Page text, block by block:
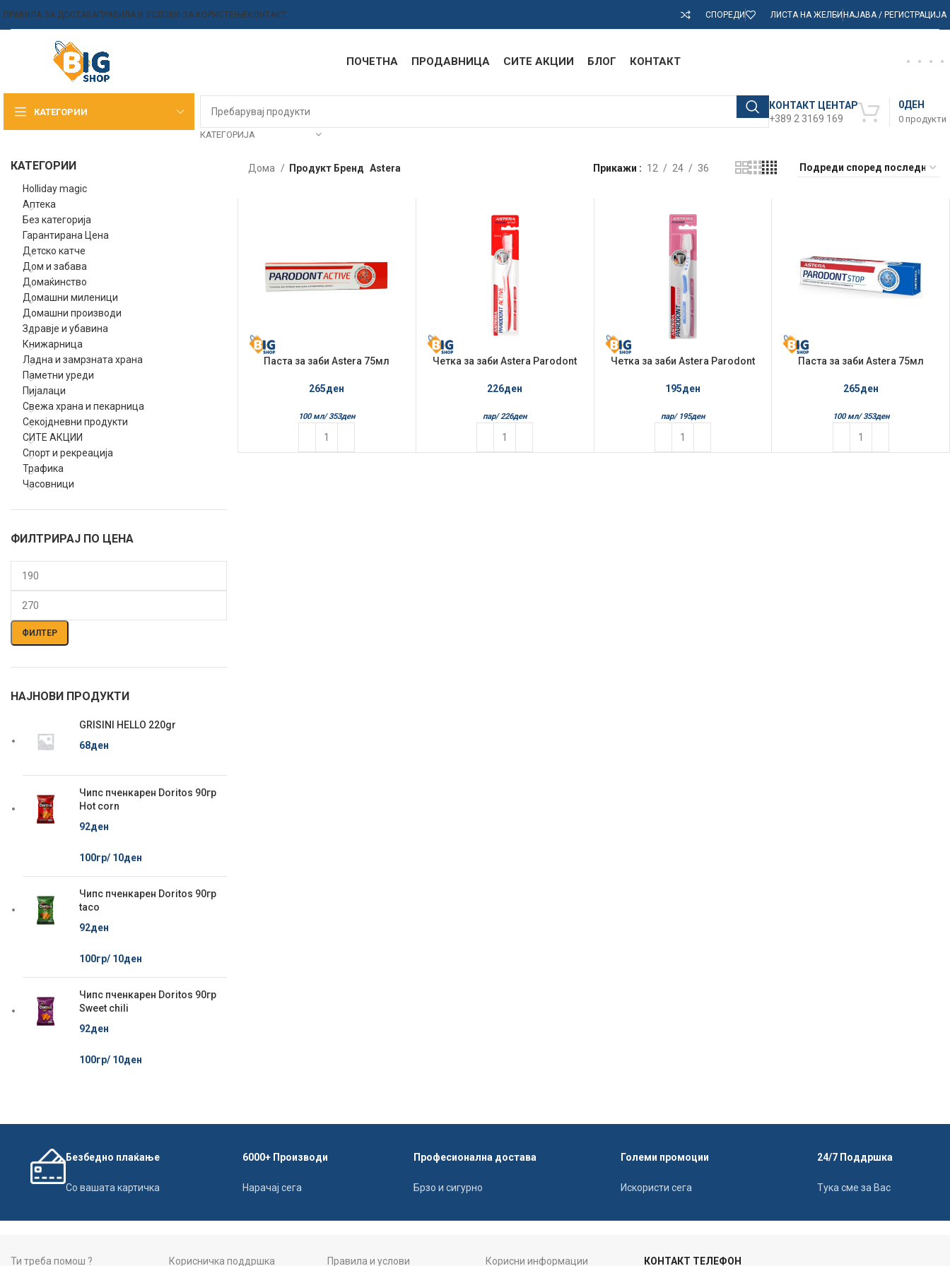
ПРАВИЛА ЗА ДОСТАВАПРАВИЛА И УСЛОВИ ЗА КОРИСТЕЊЕКОНТАКТ СПОРЕДИ ЛИСТА НА ЖЕЛБИНАЈАВА / РЕГИСТРАЦИЈА
ПОЧЕТНА ПРОДАВНИЦА СИТЕ АКЦИИ БЛОГ КОНТАКТ
КАТЕГОРИИ
КАТЕГОРИЈА
КОНТАКТ ЦЕНТАР
+389 2 3169 169
0 продукти
0ДЕН
КАТЕГОРИИ
Holliday magic
Аптека
Без категорија
Гарантирана Цена
Детско катче
Дом и забава
Домаќинство
Домашни миленици
Домашни производи
Здравје и убавина
Книжарница
Ладна и замрзната храна
Паметни уреди
Пијалаци
Свежа храна и пекарница
Секојдневни продукти
СИТЕ АКЦИИ
Спорт и рекреација
Трафика
Часовници
ФИЛТРИРАЈ ПО ЦЕНА
Мин.
цена
Макс.
цена
ФИЛТЕР
НАЈНОВИ ПРОДУКТИ
GRISINI HELLO 220gr
68ден
Чипс пченкарен Doritos 90гр
Hot corn
92ден
100гр/ 10ден
Чипс пченкарен Doritos 90гр
taco
92ден
100гр/ 10ден
Чипс пченкарен Doritos 90гр
Sweet chili
92ден
100гр/ 10ден
Дома Продукт Бренд Astera Прикажи 12 24 36
Паста за заби Astera 75мл
265ден
100 мл/ 353ден
Четка за заби Astera Parodont
226ден
пар/ 226ден
Четка за заби Astera Parodont
195ден
пар/ 195ден
Паста за заби Astera 75мл
265ден
100 мл/ 353ден
Безбедно плаќање
Со вашата картичка
6000+ Производи
Нарачај сега
Професионална достава
Брзо и сигурно
Големи промоции
Искористи сега
24/7 Поддршка
Тука сме за Вас
Ти треба помош ? Корисничка поддршка Правила и услови Корисни информации КОНТАКТ ТЕЛЕФОН